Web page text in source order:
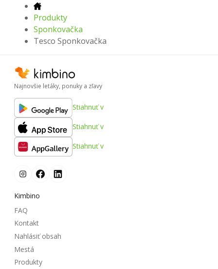
Produkty
Sponkovačka
Tesco Sponkovačka
Najnovšie letáky, ponuky a zľavy
Stiahnuť v
Stiahnuť v
Stiahnuť v
Kimbino
FAQ
Kontakt
Nahlásiť obsah
Mestá
Produkty